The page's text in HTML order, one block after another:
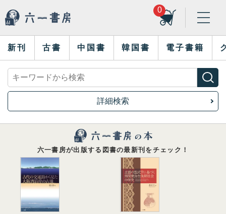
0
新刊 古書 中国書 韓国書 電子書籍
詳細検索
六一書房が出版する図書の最新刊をチェック！